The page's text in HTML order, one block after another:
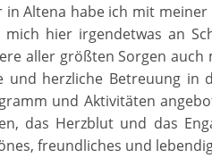
in Altena habe ich mit
mich hier irgendetwas an
aller größten Sorgen auch
und herzliche Betreuung in
und Aktivitäten
das Herzblut und das
freundliches und